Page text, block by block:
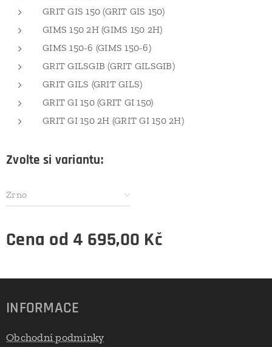
GRIT GIS 150 (GRIT GIS 150)
GIMS 150 2H (GIMS 150 2H)
GIMS 150-6 (GIMS 150-6)
GRIT GILSGIB (GRIT GILSGIB)
GRIT GILS (GRIT GILS)
GRIT GI 150 (GRIT GI 150)
GRIT GI 150 2H (GRIT GI 150 2H)
Zvolte si variantu:
Zrno
Cena od 4 695,00 Kč
INFORMACE
Obchodní podmínky